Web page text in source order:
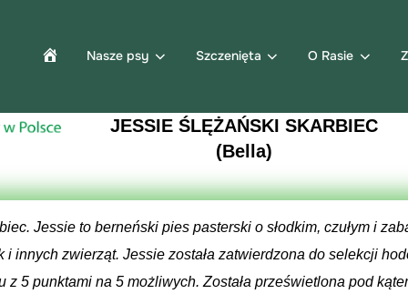
Nasze psy Szczenięta O Rasie
JESSIE ŚLĘŻAŃSKI SKARBIEC
(Bella)
Jessie to berneński pies pasterski o słodkim, czułym i
innych zwierząt. Jessie została zatwierdzona do selekcji
z 5 punktami na 5 możliwych. Została prześwietlona pod